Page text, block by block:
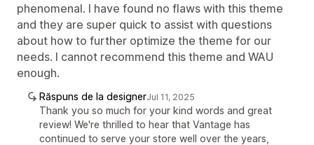
phenomenal. I have found no flaws with this theme
and they are super quick to assist with questions
about how to further optimize the theme for our
needs. I cannot recommend this theme and WAU
enough.
Răspuns de la designerJul 11, 2025
Thank you so much for your kind words and great
review! We're thrilled to hear that Vantage has
continued to serve your store well over the years,